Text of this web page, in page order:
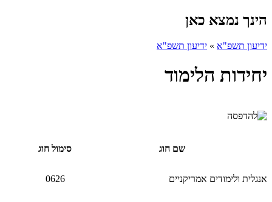
הינך נמצא כאן
ידיעון תשפ"א » ידיעון תשפ"א
יחידות הלימוד
שם חוג סימול חוג
אנגלית ולימודים אמריקניים 0626